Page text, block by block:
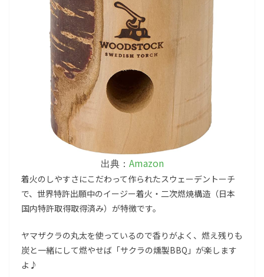
出典： Amazon
着火のしやすさにこだわって作られたスウェーデントーチ
で、世界特許出願中のイージー着火・二次燃焼構造（日本
国内特許取得取得済み）が特徴です。
ヤマザクラの丸太を使っているので香りがよく、燃え残りも
炭と一緒にして燃やせば「サクラの燻製BBQ」が楽します
よ♪